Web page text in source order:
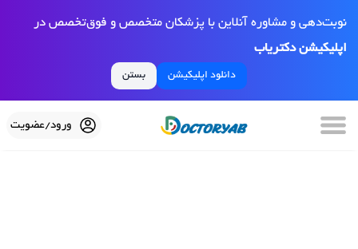
نوبت‌دهی و مشاوره آنلاین با پزشکان متخصص و فوق‌تخصص در
اپلیکیشن دکتریاب
دانلود اپلیکیشن بستن
ورود/عضویت